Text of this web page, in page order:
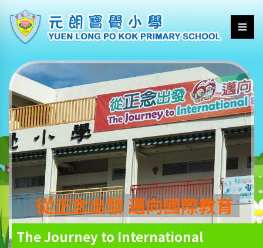
從正念出發 邁向國際教育
The Journey to International